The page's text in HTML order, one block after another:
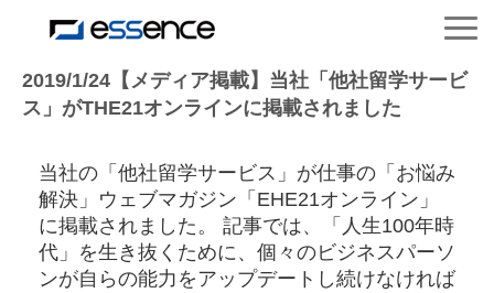
サービス紹介
会社紹介
導入事例
2019/1/24【メディア掲載】当社「他社留学サービ
ス」がTHE21オンラインに掲載されました
当社の「他社留学サービス」が仕事の「お悩み
解決」ウェブマガジン「EHE21オンライン」
に掲載されました。 記事では、「人生100年時
代」を生き抜くために、個々のビジネスパーソ
ンが自らの能力をアップデートし続けなければ